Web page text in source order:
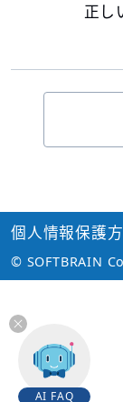
正し
© SOFTBRAIN
個人情報保護
AI FAQ